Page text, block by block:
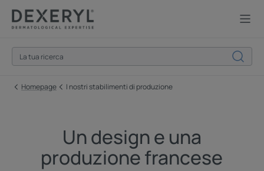
Homepage I nostri stabilimenti di produzione
Un design e una
produzione francese